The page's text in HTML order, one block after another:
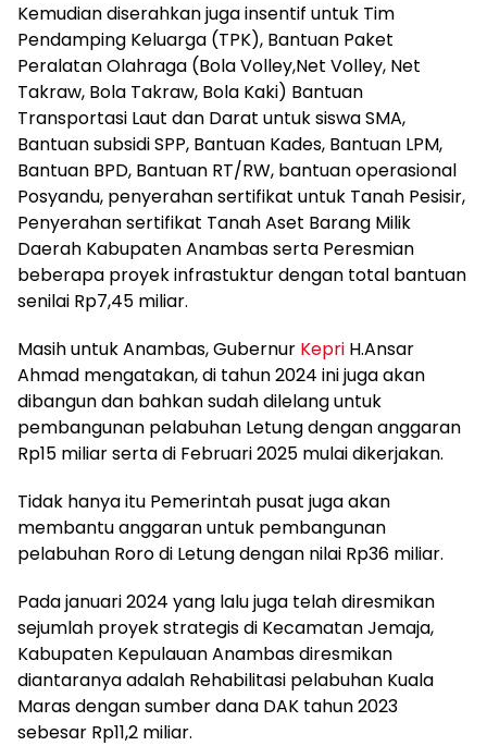
Kemudian diserahkan juga insentif untuk Tim
Pendamping Keluarga (TPK), Bantuan Paket
Peralatan Olahraga (Bola Volley,Net Volley, Net
Takraw, Bola Takraw, Bola Kaki) Bantuan
Transportasi Laut dan Darat untuk siswa SMA,
Bantuan subsidi SPP, Bantuan Kades, Bantuan LPM,
Bantuan BPD, Bantuan RT/RW, bantuan operasional
Posyandu, penyerahan sertifikat untuk Tanah Pesisir,
Penyerahan sertifikat Tanah Aset Barang Milik
Daerah Kabupaten Anambas serta Peresmian
beberapa proyek infrastuktur dengan total bantuan
senilai Rp7,45 miliar.
Masih untuk Anambas, Gubernur Kepri H.Ansar
Ahmad mengatakan, di tahun 2024 ini juga akan
dibangun dan bahkan sudah dilelang untuk
pembangunan pelabuhan Letung dengan anggaran
Rp15 miliar serta di Februari 2025 mulai dikerjakan.
Tidak hanya itu Pemerintah pusat juga akan
membantu anggaran untuk pembangunan
pelabuhan Roro di Letung dengan nilai Rp36 miliar.
Pada januari 2024 yang lalu juga telah diresmikan
sejumlah proyek strategis di Kecamatan Jemaja,
Kabupaten Kepulauan Anambas diresmikan
diantaranya adalah Rehabilitasi pelabuhan Kuala
Maras dengan sumber dana DAK tahun 2023
sebesar Rp11,2 miliar.